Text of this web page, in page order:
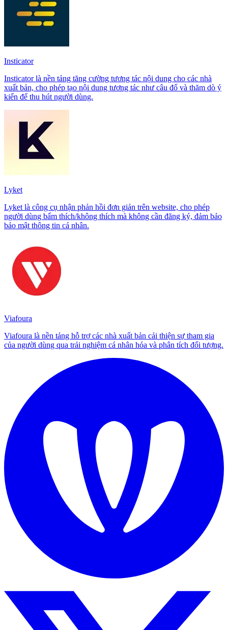
Insticator
Insticator là nền tảng tăng cường tương tác nội dung cho các nhà
xuất bản, cho phép tạo nội dung tương tác như câu đố và thăm dò ý
kiến để thu hút người dùng.
Lyket
Lyket là công cụ nhận phản hồi đơn giản trên website, cho phép
người dùng bấm thích/không thích mà không cần đăng ký, đảm bảo
bảo mật thông tin cá nhân.
Viafoura
Viafoura là nền tảng hỗ trợ các nhà xuất bản cải thiện sự tham gia
của người dùng qua trải nghiệm cá nhân hóa và phân tích đối tượng.